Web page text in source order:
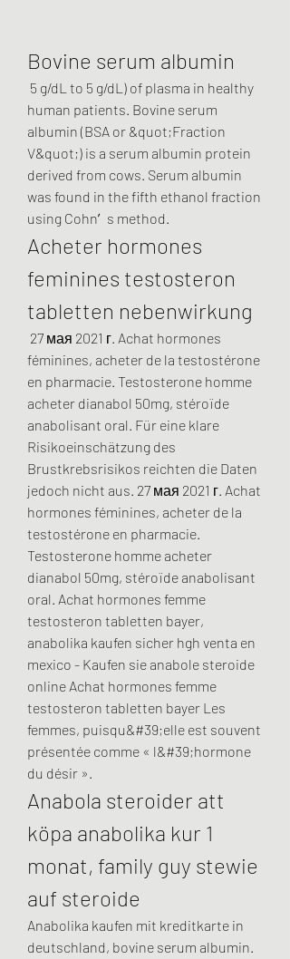
Bovine serum albumin
human patients. Bovine serum
albumin (BSA or &quot;Fraction
V&quot;) is a serum albumin protein
derived from cows. Serum albumin
was found in the fifth ethanol fraction
using Cohn′s method.
Acheter hormones
feminines testosteron
tabletten nebenwirkung
féminines, acheter de la testostérone
en pharmacie. Testosterone homme
acheter dianabol 50mg, stéroïde
anabolisant oral. Für eine klare
Risikoeinschätzung des
Brustkrebsrisikos reichten die Daten
jedoch nicht aus. 27 мая 2021 г. Achat
hormones féminines, acheter de la
testostérone en pharmacie.
Testosterone homme acheter
dianabol 50mg, stéroïde anabolisant
oral. Achat hormones femme
testosteron tabletten bayer,
anabolika kaufen sicher hgh venta en
mexico - Kaufen sie anabole steroide
online Achat hormones femme
testosteron tabletten bayer Les
femmes, puisqu&#39;elle est souvent
présentée comme « l&#39;hormone
du désir ».
Anabola steroider att
köpa anabolika kur 1
monat, family guy stewie
auf steroide
Anabolika kaufen mit kreditkarte in
deutschland, bovine serum albumin.